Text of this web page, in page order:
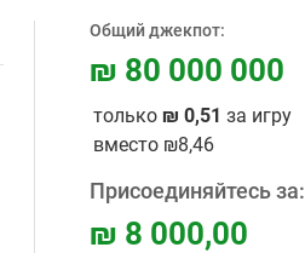
Общий джекпот:
₪ 80 000 000
только ₪ 0,51 за игру
вместо ₪8,46
Присоединяйтесь за:
₪ 8 000,00